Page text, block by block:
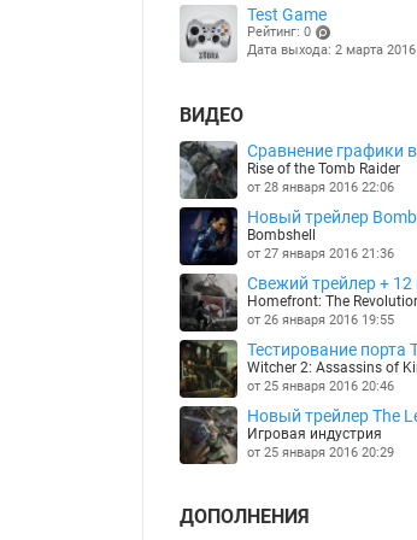
Test Game
Рейтинг: 0
(points)
Дата выхода: 2 марта 2016
ВИДЕО
Сравнение графики
Rise of the Tomb Raider
от 28 января 2016 22:06
Новый трейлер
Bombshell
от 27 января 2016 21:36
Cвежий трейлер +
Homefront: The
от 26 января 2016 19:55
Тестирование порта
Witcher 2: Assassins of
от 25 января 2016 20:46
Новый трейлер The
Игровая индустрия
от 25 января 2016 20:29
ДОПОЛНЕНИЯ